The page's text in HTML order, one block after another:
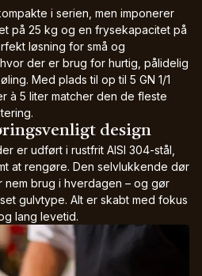
i serien, men imponerer
på 25 kg og en frysekapacitet på
løsning for små og
der er brug for hurtig, pålidelig
Med plads til op til 5 GN 1/1
à 5 liter matcher den de fleste
design
er udført i rustfrit AISI 304-stål,
at rengøre. Den selvlukkende dør
brug i hverdagen – og gør
gulvtype. Alt er skabt med fokus
lang levetid.